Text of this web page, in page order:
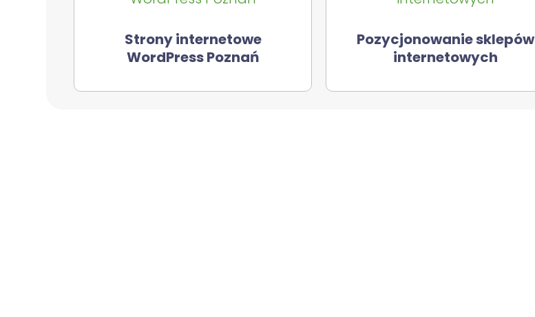
Strony internetowe
WordPress Poznań
Pozycjonowanie sklepów
internetowych